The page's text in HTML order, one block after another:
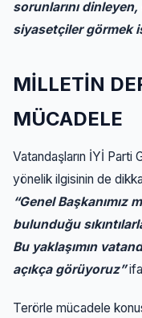
sorunlarını
siyasetçiler görmek
MİLLETİN
MÜCADELE
Vatandaşların İYİ Parti
yönelik ilgisinin de
“Genel
bulunduğu
Bu yaklaşımın
açıkça görüyoruz”
Terörle mücadele